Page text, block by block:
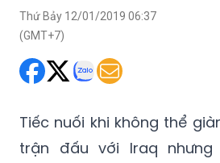
Thứ Bảy 12/01/2019 06:37
(GMT+7)
Tiếc nuối khi không thể
trận đấu với Iraq